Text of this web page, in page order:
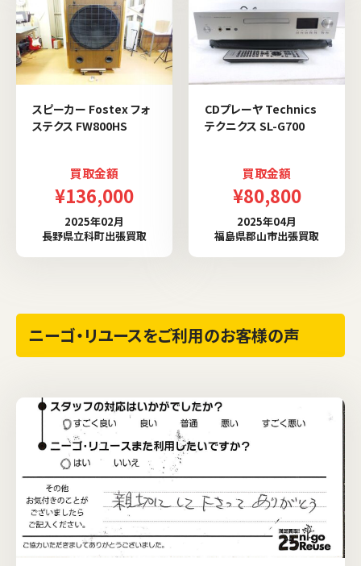
スピーカー Fostex フォ
ステクス FW800HS
買取金額
¥136,000
2025年02月
長野県立科町出張買取
CDプレーヤ Technics
テクニクス SL-G700
買取金額
¥80,800
2025年04月
福島県郡山市出張買取
ニーゴ・リユースをご利用のお客様の声